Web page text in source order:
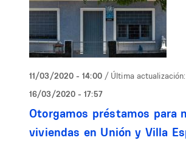
11/03/2020 - 14:00 / Última actualización:
16/03/2020 - 17:57
Otorgamos préstamos para
viviendas en Unión y Villa